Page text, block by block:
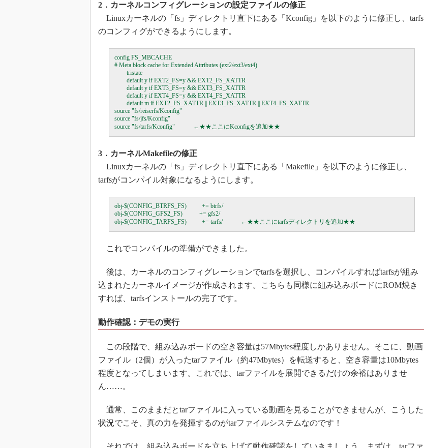
2．カーネルコンフィグレーションの設定ファイルの修正
Linuxカーネルの「fs」ディレクトリ直下にある「Kconfig」を以下のように修正し、tarfs
のコンフィグができるようにします。
config FS_MBCACHE
# Meta block cache for Extended Attributes (ext2/ext3/ext4)
        tristate
        default y if EXT2_FS=y && EXT2_FS_XATTR
        default y if EXT3_FS=y && EXT3_FS_XATTR
        default y if EXT4_FS=y && EXT4_FS_XATTR
        default m if EXT2_FS_XATTR || EXT3_FS_XATTR || EXT4_FS_XATTR
source "fs/reiserfs/Kconfig"
source "fs/jfs/Kconfig"
3．カーネルMakefileの修正
Linuxカーネルの「fs」ディレクトリ直下にある「Makefile」を以下のように修正し、
tarfsがコンパイル対象になるようにします。
obj-$(CONFIG_BTRFS_FS)          += btrfs/
obj-$(CONFIG_GFS2_FS)           += gfs2/
これでコンパイルの準備ができました。
後は、カーネルのコンフィグレーションでtarfsを選択し、コンパイルすればtarfsが組み
込まれたカーネルイメージが作成されます。こちらも同様に組み込みボードにROM焼き
すれば、tarfsインストールの完了です。
動作確認：デモの実行
この段階で、組み込みボードの空き容量は57Mbytes程度しかありません。そこに、動画
ファイル（2個）が入ったtarファイル（約47Mbytes）を転送すると、空き容量は10Mbytes
程度となってしまいます。これでは、tarファイルを展開できるだけの余裕はありませ
ん……。
通常、このままだとtarファイルに入っている動画を見ることができませんが、こうした
状況でこそ、真の力を発揮するのがtarファイルシステムなのです！
それでは、組み込みボードを立ち上げて動作確認をしていきましょう。まずは、tarファ